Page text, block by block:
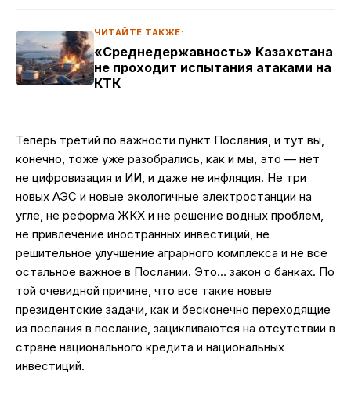
ЧИТАЙТЕ ТАКЖЕ:
«Среднедержавность» Казахстана
не проходит испытания атаками на
КТК
Теперь третий по важности пункт Послания, и тут вы,
конечно, тоже уже разобрались, как и мы, это — нет
не цифровизация и ИИ, и даже не инфляция. Не три
новых АЭС и новые экологичные электростанции на
угле, не реформа ЖКХ и не решение водных проблем,
не привлечение иностранных инвестиций, не
решительное улучшение аграрного комплекса и не все
остальное важное в Послании. Это… закон о банках. По
той очевидной причине, что все такие новые
президентские задачи, как и бесконечно переходящие
из послания в послание, зацикливаются на отсутствии в
стране национального кредита и национальных
инвестиций.